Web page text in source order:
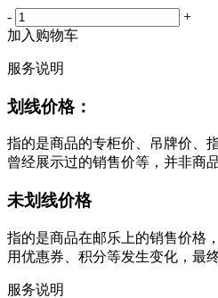
-
+
加入购物车
服务说明
划线价格：
指的是商品的专柜价、吊牌价、
曾经展示过的销售价等，并非商
未划线价格
指的是商品在邮乐上的销售价格
用优惠券、积分等发生变化，最
服务说明